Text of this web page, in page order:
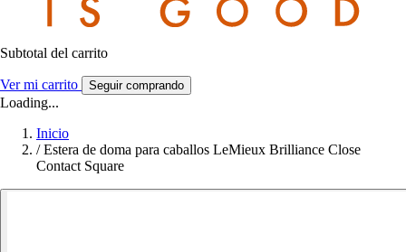
Subtotal del carrito
Ver mi carrito Seguir comprando
Loading...
Inicio
/ Estera de doma para caballos LeMieux Brilliance Close
Contact Square